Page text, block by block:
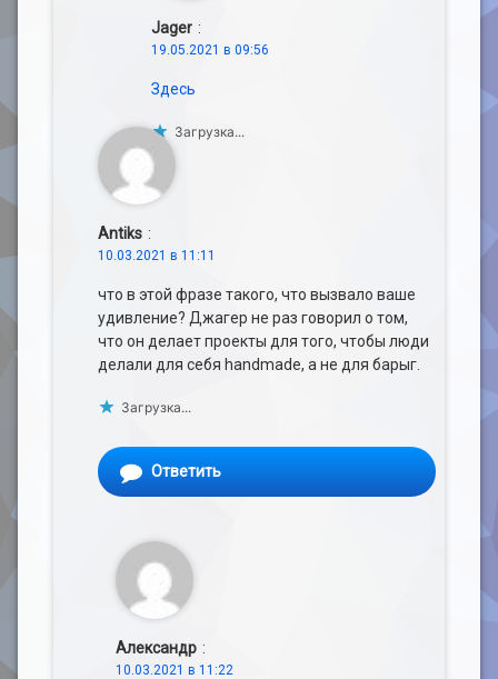
Jager :
19.05.2021 в 09:56
Здесь
Загрузка...
Antiks :
10.03.2021 в 11:11
что в этой фразе такого, что вызвало ваше
удивление? Джагер не раз говорил о том,
что он делает проекты для того, чтобы люди
делали для себя handmade, а не для барыг.
Загрузка...
Ответить
Александр :
10.03.2021 в 11:22